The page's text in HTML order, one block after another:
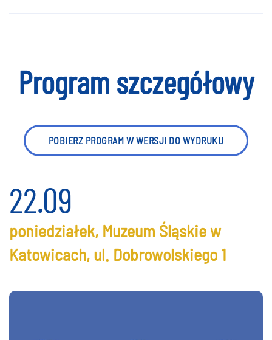
Program szczegółowy
POBIERZ PROGRAM W WERSJI DO WYDRUKU
22.09
poniedziałek, Muzeum Śląskie w
Katowicach, ul. Dobrowolskiego 1